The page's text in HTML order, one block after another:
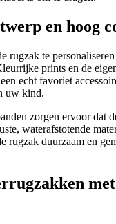
en hoog
rugzak te
prints en de
echt favoriet
uw kind.
zorgen ervoor dat
waterafstotende
rugzak duurzaam en